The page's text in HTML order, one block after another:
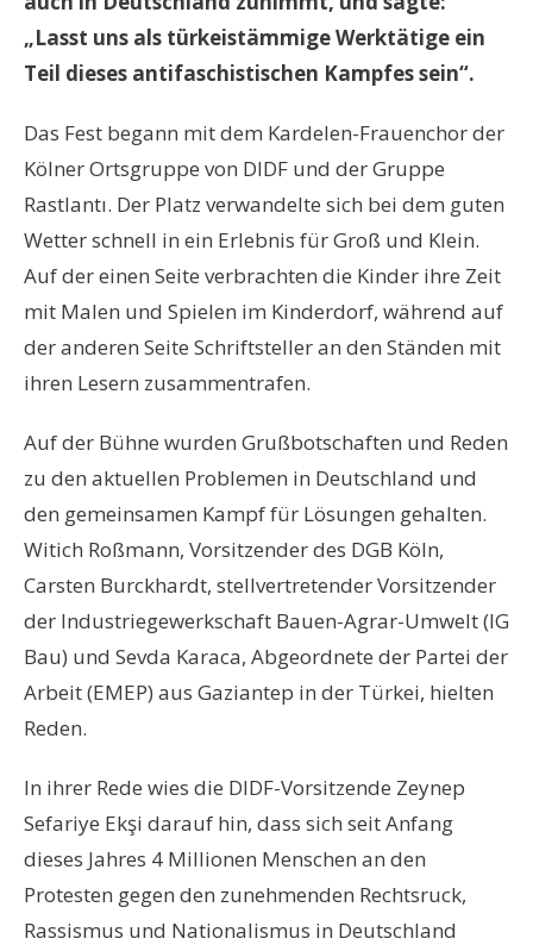
„Lasst uns als türkeistämmige Werktätige ein
Teil dieses antifaschistischen Kampfes sein“.
Das Fest begann mit dem Kardelen-Frauenchor der
Kölner Ortsgruppe von DIDF und der Gruppe
Rastlantı. Der Platz verwandelte sich bei dem guten
Wetter schnell in ein Erlebnis für Groß und Klein.
Auf der einen Seite verbrachten die Kinder ihre Zeit
mit Malen und Spielen im Kinderdorf, während auf
der anderen Seite Schriftsteller an den Ständen mit
ihren Lesern zusammentrafen.
Auf der Bühne wurden Grußbotschaften und Reden
zu den aktuellen Problemen in Deutschland und
den gemeinsamen Kampf für Lösungen gehalten.
Witich Roßmann, Vorsitzender des DGB Köln,
Carsten Burckhardt, stellvertretender Vorsitzender
der Industriegewerkschaft Bauen-Agrar-Umwelt (IG
Bau) und Sevda Karaca, Abgeordnete der Partei der
Arbeit (EMEP) aus Gaziantep in der Türkei, hielten
Reden.
In ihrer Rede wies die DIDF-Vorsitzende Zeynep
Sefariye Ekşi darauf hin, dass sich seit Anfang
dieses Jahres 4 Millionen Menschen an den
Protesten gegen den zunehmenden Rechtsruck,
Rassismus und Nationalismus in Deutschland